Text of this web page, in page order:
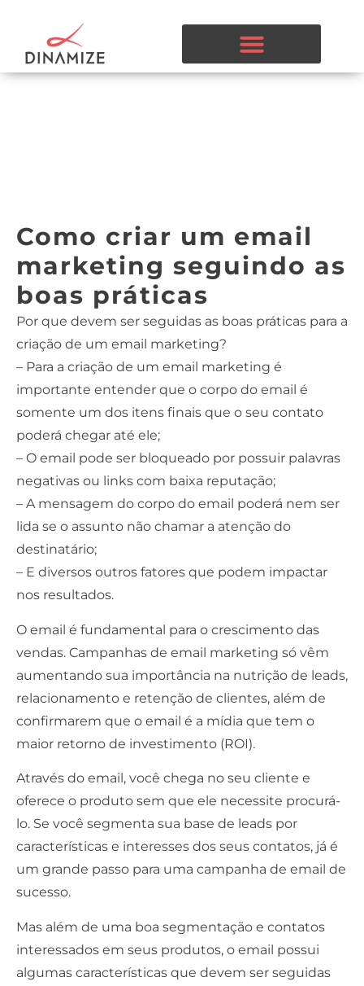
Como criar um email
marketing seguindo as
boas práticas
Por que devem ser seguidas as boas práticas para a
criação de um email marketing?
– Para a criação de um email marketing é
importante entender que o corpo do email é
somente um dos itens finais que o seu contato
poderá chegar até ele;
– O email pode ser bloqueado por possuir palavras
negativas ou links com baixa reputação;
– A mensagem do corpo do email poderá nem ser
lida se o assunto não chamar a atenção do
destinatário;
– E diversos outros fatores que podem impactar
nos resultados.
O email é fundamental para o crescimento das
vendas. Campanhas de email marketing só vêm
aumentando sua importância na nutrição de leads,
relacionamento e retenção de clientes, além de
confirmarem que o email é a mídia que tem o
maior retorno de investimento (ROI).
Através do email, você chega no seu cliente e
oferece o produto sem que ele necessite procurá-
lo. Se você segmenta sua base de leads por
características e interesses dos seus contatos, já é
um grande passo para uma campanha de email de
sucesso.
Mas além de uma boa segmentação e contatos
interessados em seus produtos, o email possui
algumas características que devem ser seguidas